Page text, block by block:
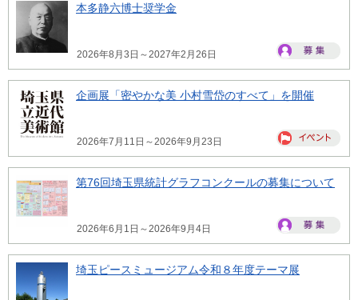
本多静六博士奨学金
2026年8月3日～2027年2月26日
企画展「密やかな美 小村雪岱のすべて」を開催
2026年7月11日～2026年9月23日
第76回埼玉県統計グラフコンクールの募集について
2026年6月1日～2026年9月4日
埼玉ピースミュージアム令和８年度テーマ展